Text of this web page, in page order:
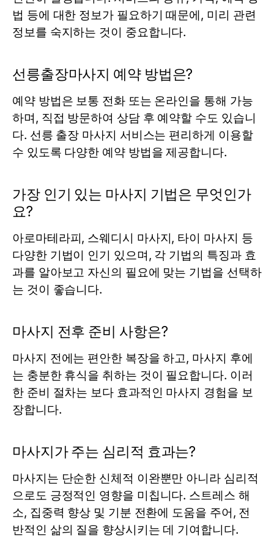
법 등에 대한 정보가 필요하기 때문에, 미리 관련
정보를 숙지하는 것이 중요합니다.
선릉출장마사지 예약 방법은?
예약 방법은 보통 전화 또는 온라인을 통해 가능
하며, 직접 방문하여 상담 후 예약할 수도 있습니
다. 선릉 출장 마사지 서비스는 편리하게 이용할
수 있도록 다양한 예약 방법을 제공합니다.
가장 인기 있는 마사지 기법은 무엇인가
요?
아로마테라피, 스웨디시 마사지, 타이 마사지 등
다양한 기법이 인기 있으며, 각 기법의 특징과 효
과를 알아보고 자신의 필요에 맞는 기법을 선택하
는 것이 좋습니다.
마사지 전후 준비 사항은?
마사지 전에는 편안한 복장을 하고, 마사지 후에
는 충분한 휴식을 취하는 것이 필요합니다. 이러
한 준비 절차는 보다 효과적인 마사지 경험을 보
장합니다.
마사지가 주는 심리적 효과는?
마사지는 단순한 신체적 이완뿐만 아니라 심리적
으로도 긍정적인 영향을 미칩니다. 스트레스 해
소, 집중력 향상 및 기분 전환에 도움을 주어, 전
반적인 삶의 질을 향상시키는 데 기여합니다.